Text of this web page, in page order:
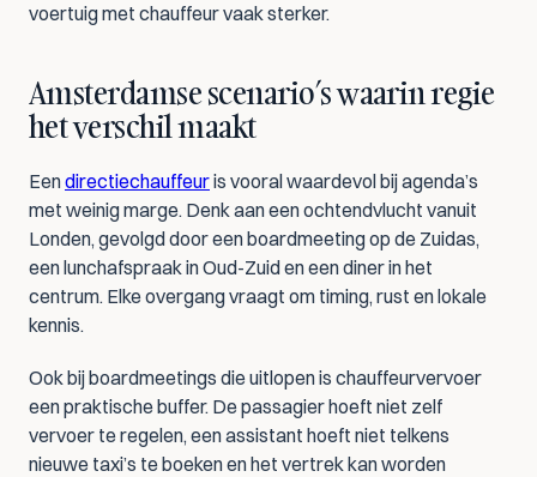
voertuig met chauffeur vaak sterker.
Amsterdamse scenario’s waarin regie
het verschil maakt
Een directiechauffeur is vooral waardevol bij agenda’s
met weinig marge. Denk aan een ochtendvlucht vanuit
Londen, gevolgd door een boardmeeting op de Zuidas,
een lunchafspraak in Oud-Zuid en een diner in het
centrum. Elke overgang vraagt om timing, rust en lokale
kennis.
Ook bij boardmeetings die uitlopen is chauffeurvervoer
een praktische buffer. De passagier hoeft niet zelf
vervoer te regelen, een assistant hoeft niet telkens
nieuwe taxi’s te boeken en het vertrek kan worden